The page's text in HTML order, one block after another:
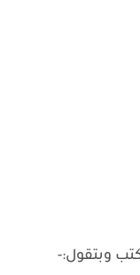
وبتقول:-